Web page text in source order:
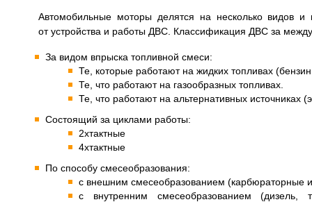
Автомобильные моторы делятся на несколько видов и
от устройства и работы ДВС. Классификация ДВС за
За видом впрыска топливной смеси:
Те, которые работают на жидких топливах
Те, что работают на газообразных топливах.
Те, что работают на альтернативных источниках
Состоящий за циклами работы:
2хтактные
4хтактные
По способу смесеобразования:
с внешним смесеобразованием (карбюраторные
с внутренним смесеобразованием (дизель,